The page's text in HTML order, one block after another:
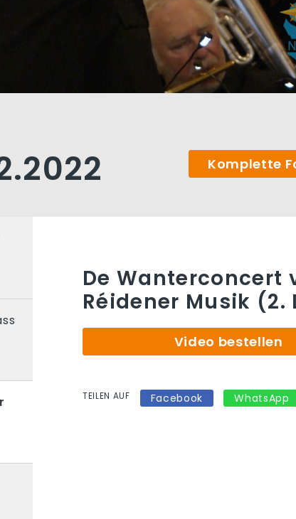
Komplette
De Wanterconcert
Réidener Musik (2.
Video bestellen
TEILEN AUF Facebook WhatsApp